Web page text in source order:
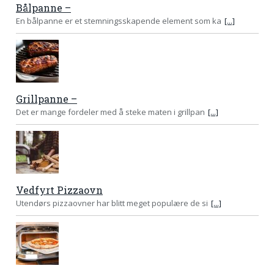
Bålpanne –
En bålpanne er et stemningsskapende element som ka [...]
Grillpanne –
Det er mange fordeler med å steke maten i grillpan [...]
Vedfyrt Pizzaovn
Utendørs pizzaovner har blitt meget populære de si [...]